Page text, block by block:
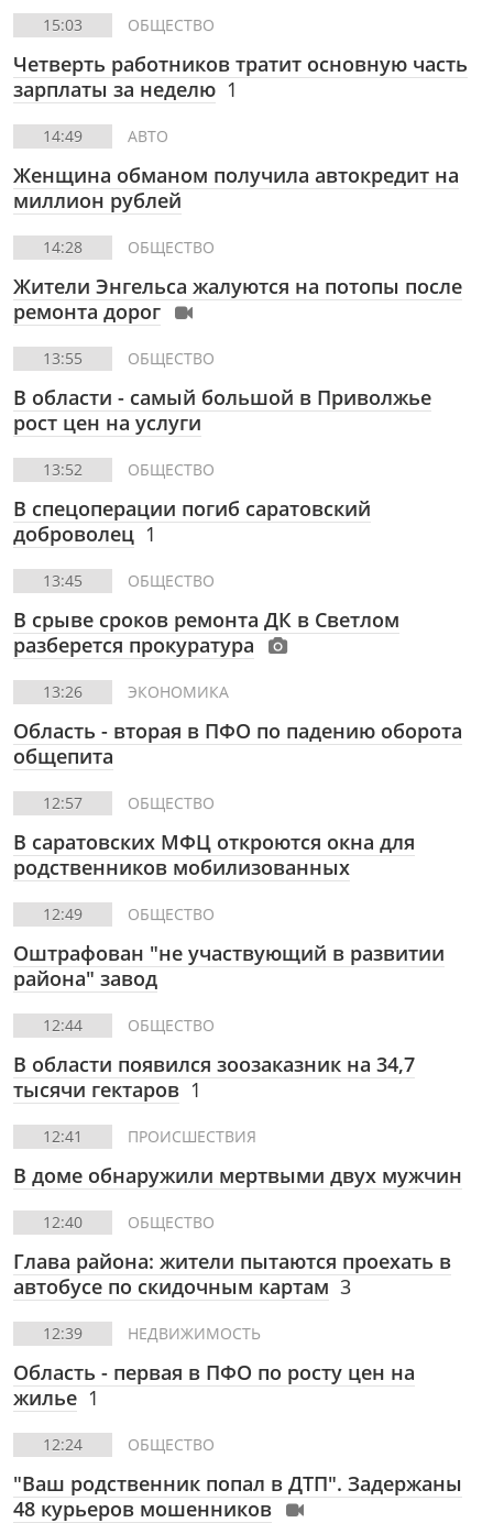
15:03 ОБЩЕСТВО
Четверть работников тратит основную часть
зарплаты за неделю 1
14:49 АВТО
Женщина обманом получила автокредит на
миллион рублей
14:28 ОБЩЕСТВО
Жители Энгельса жалуются на потопы после
ремонта дорог
13:55 ОБЩЕСТВО
В области - самый большой в Приволжье
рост цен на услуги
13:52 ОБЩЕСТВО
В спецоперации погиб саратовский
доброволец 1
13:45 ОБЩЕСТВО
В срыве сроков ремонта ДК в Светлом
разберется прокуратура
13:26 ЭКОНОМИКА
Область - вторая в ПФО по падению оборота
общепита
12:57 ОБЩЕСТВО
В саратовских МФЦ откроются окна для
родственников мобилизованных
12:49 ОБЩЕСТВО
Оштрафован "не участвующий в развитии
района" завод
12:44 ОБЩЕСТВО
В области появился зоозаказник на 34,7
тысячи гектаров 1
12:41 ПРОИСШЕСТВИЯ
В доме обнаружили мертвыми двух мужчин
12:40 ОБЩЕСТВО
Глава района: жители пытаются проехать в
автобусе по скидочным картам 3
12:39 НЕДВИЖИМОСТЬ
Область - первая в ПФО по росту цен на
жилье 1
12:24 ОБЩЕСТВО
"Ваш родственник попал в ДТП". Задержаны
48 курьеров мошенников